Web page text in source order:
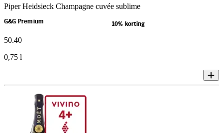
Piper Heidsieck Champagne cuvée sublime
G&G Premium 10% korting
50.40
0,75 l